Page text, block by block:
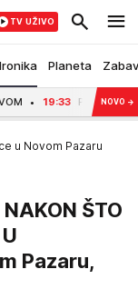
Planeta
TV UŽIVO
19:33 PARTIZAN -NOVO →
u Novom Pazaru
NAKON ŠTO
Pazaru,